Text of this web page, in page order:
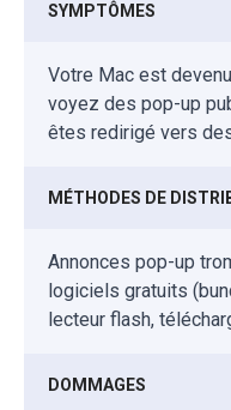
SYMPTÔMES
Votre Mac est
voyez des pop-up
êtes redirigé vers
MÉTHODES DE
Annonces pop-up
logiciels gratuits
lecteur flash,
DOMMAGES